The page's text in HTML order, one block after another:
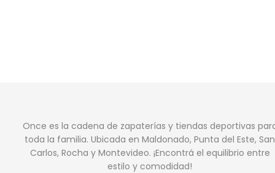
Once es la cadena de zapaterías y tiendas deportivas
toda la familia. Ubicada en Maldonado, Punta del Este, San
Carlos, Rocha y Montevideo. ¡Encontrá el equilibrio entre
estilo y comodidad!